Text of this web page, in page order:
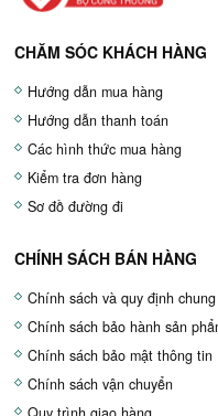
CHĂM SÓC KHÁCH HÀNG
Hướng dẫn mua hàng
Hướng dẫn thanh toán
Các hình thức mua hàng
Kiểm tra đơn hàng
Sơ đồ đường đi
CHÍNH SÁCH BÁN HÀNG
Chính sách và quy định chung
Chính sách bảo hành sản
Chính sách bảo mật thông tin
Chính sách vận chuyển